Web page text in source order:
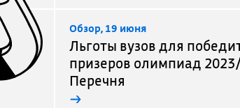
Обзор, 19 июня
Льготы вузов для
призеров олимпиад
Перечня
→